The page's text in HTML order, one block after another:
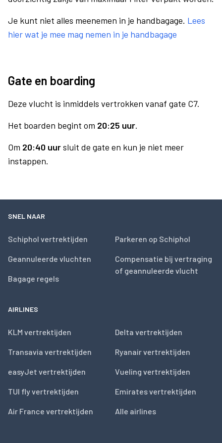
Je kunt niet alles meenemen in je handbagage. Lees
hier wat je mee mag nemen in je handbagage
Gate en boarding
Deze vlucht is inmiddels vertrokken vanaf gate C7.
Het boarden begint om 20:25 uur.
Om 20:40 uursluit de gate en kun je niet meer
instappen.
SNEL NAAR
Schiphol vertrektijden
Geannuleerde vluchten
Bagage regels
Parkeren op Schiphol
Compensatie bij vertraging
of geannuleerde vlucht
AIRLINES
KLM vertrektijden
Transavia vertrektijden
easyJet vertrektijden
TUI fly vertrektijden
Air France vertrektijden
Delta vertrektijden
Ryanair vertrektijden
Vueling vertrektijden
Emirates vertrektijden
Alle airlines